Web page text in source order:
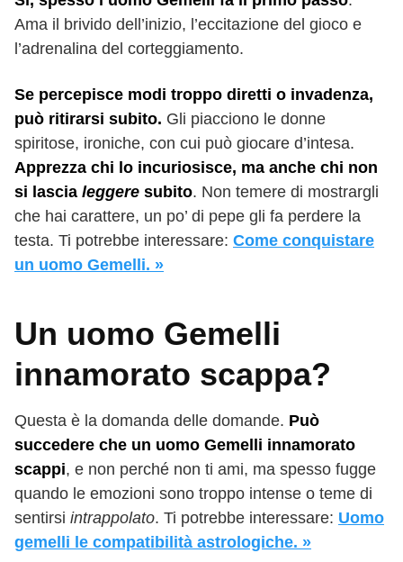
Ama il brivido dell’inizio, l’eccitazione del gioco e
l’adrenalina del corteggiamento.
Se percepisce modi troppo diretti o invadenza,
può ritirarsi subito. Gli piacciono le donne
spiritose, ironiche, con cui può giocare d’intesa.
Apprezza chi lo incuriosisce, ma anche chi non
si lascia leggere subito. Non temere di mostrargli
che hai carattere, un po’ di pepe gli fa perdere la
testa. Ti potrebbe interessare: Come conquistare
un uomo Gemelli. »
Un uomo Gemelli
innamorato scappa?
Questa è la domanda delle domande. Può
succedere che un uomo Gemelli innamorato
scappi, e non perché non ti ami, ma spesso fugge
quando le emozioni sono troppo intense o teme di
sentirsi intrappolato. Ti potrebbe interessare: Uomo
gemelli le compatibilità astrologiche. »